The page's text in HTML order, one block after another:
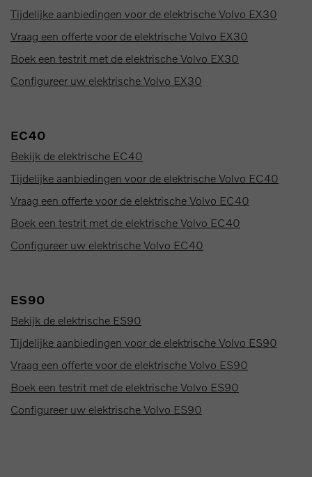
Tijdelijke aanbiedingen voor de elektrische Volvo EX30
Vraag een offerte voor de elektrische Volvo EX30
Boek een testrit met de elektrische Volvo EX30
Configureer uw elektrische Volvo EX30
EC40
Bekijk de elektrische EC40
Tijdelijke aanbiedingen voor de elektrische Volvo EC40
Vraag een offerte voor de elektrische Volvo EC40
Boek een testrit met de elektrische Volvo EC40
Configureer uw elektrische Volvo EC40
ES90
Bekijk de elektrische ES90
Tijdelijke aanbiedingen voor de elektrische Volvo ES90
Vraag een offerte voor de elektrische Volvo ES90
Boek een testrit met de elektrische Volvo ES90
Configureer uw elektrische Volvo ES90